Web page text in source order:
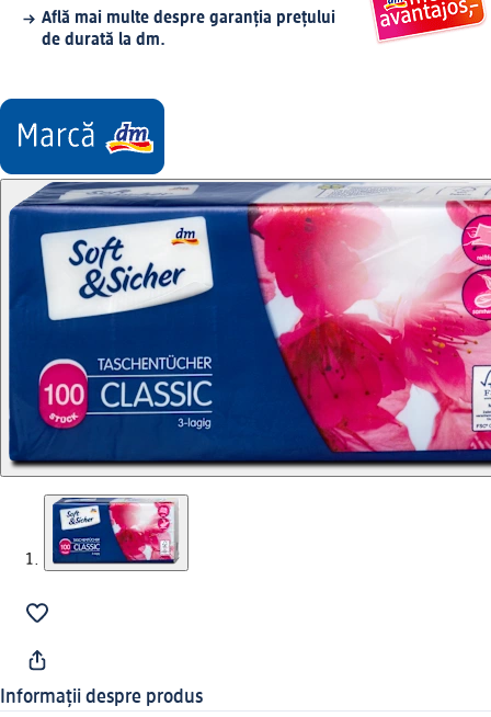
Află mai multe despre garanția prețului
de durată la dm.
Informații despre produs